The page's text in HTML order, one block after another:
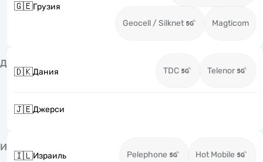
🇬🇪Грузия
Geocell / Silknet Magticom
Д
🇩🇰Дания TDC Telenor
🇯🇪Джерси
И
🇮🇱Израиль Pelephone Hot Mobile